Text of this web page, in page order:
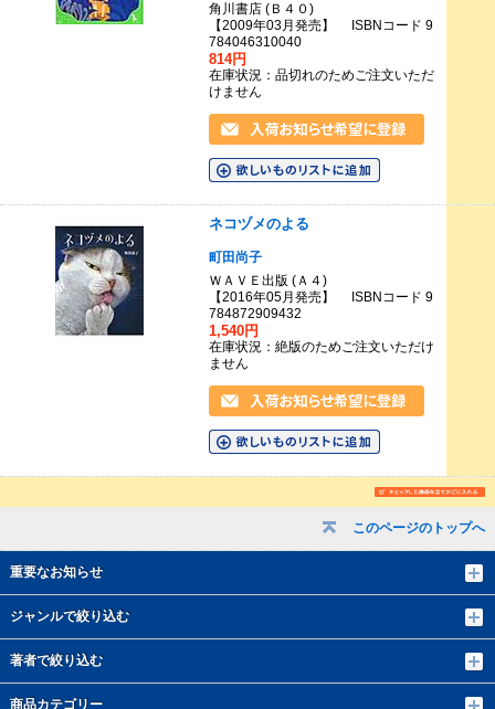
このページのトップへ
重要なお知らせ
ジャンルで絞り込む
著者で絞り込む
商品カテゴリー
角川書店 (Ｂ４０)
【2009年03月発売】 ISBNコード 9
784046310040
814円
在庫状況：品切れのためご注文いただ
けません
ネコヅメのよる
町田尚子
ＷＡＶＥ出版 (Ａ４)
【2016年05月発売】 ISBNコード 9
784872909432
1,540円
在庫状況：絶版のためご注文いただけ
ません